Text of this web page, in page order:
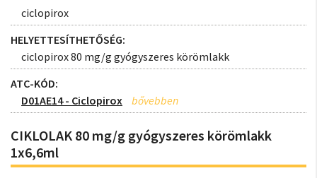
ciclopirox
HELYETTESÍTHETŐSÉG:
ciclopirox 80 mg/g gyógyszeres körömlakk
ATC-KÓD:
D01AE14 - Ciclopirox
CIKLOLAK 80 mg/g gyógyszeres körömlakk
1x6,6ml